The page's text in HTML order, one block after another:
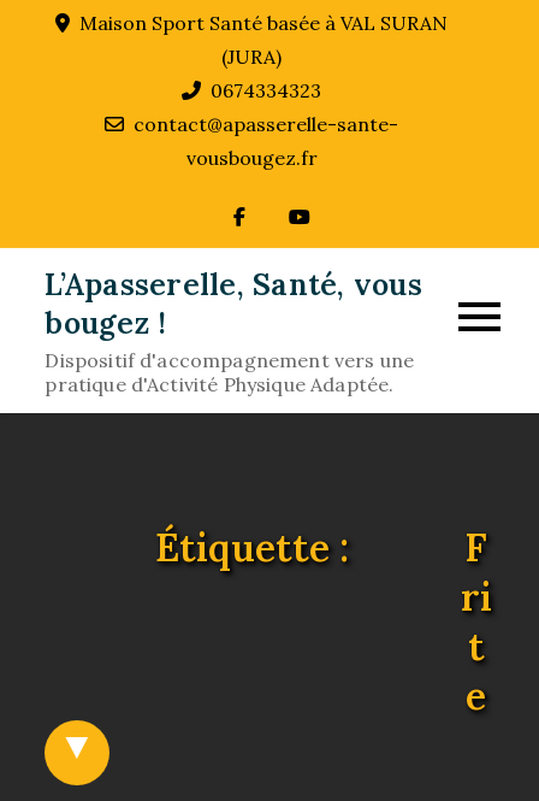
Maison Sport Santé basée à VAL SURAN
(JURA)
0674334323
contact@apasserelle-sante-
vousbougez.fr
L’Apasserelle, Santé, vous
bougez !
Dispositif d'accompagnement vers une
pratique d'Activité Physique Adaptée.
Étiquette :
F
ri
t
e